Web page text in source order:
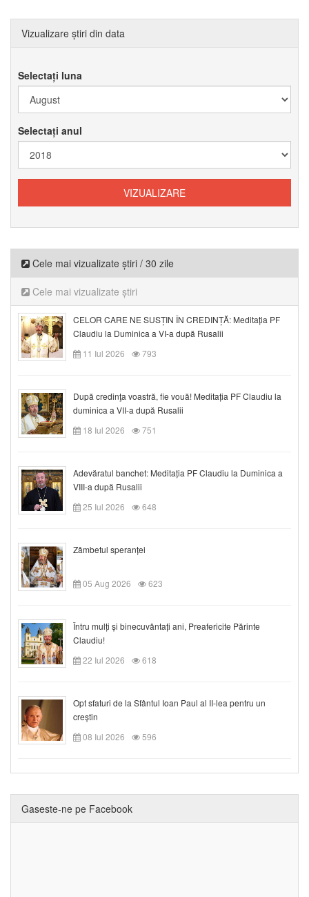
Vizualizare știri din data
Selectați luna
Selectați anul
Cele mai vizualizate știri / 30 zile
Cele mai vizualizate știri
CELOR CARE NE SUSȚIN ÎN CREDINȚĂ: Meditația PF
Claudiu la Duminica a VI-a după Rusalii
11 Iul 2026
793
După credinţa voastră, fie vouă! Meditația PF Claudiu la
duminica a VII-a după Rusalii
18 Iul 2026
751
Adevăratul banchet: Meditația PF Claudiu la Duminica a
VIII-a după Rusalii
25 Iul 2026
648
Zâmbetul speranței
05 Aug 2026 623
Întru mulți și binecuvântați ani, Preafericite Părinte
Claudiu!
22 Iul 2026
618
Opt sfaturi de la Sfântul Ioan Paul al II-lea pentru un
creștin
08 Iul 2026
596
Gaseste-ne pe Facebook